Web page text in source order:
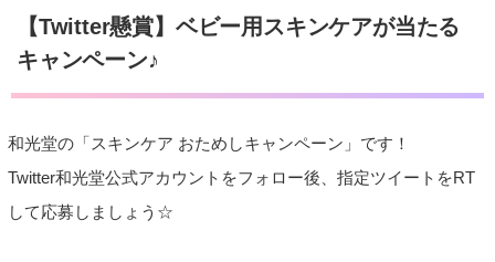
【Twitter懸賞】ベビー用スキンケアが当たる
キャンペーン♪
和光堂の「スキンケア おためしキャンペーン」です！
Twitter和光堂公式アカウントをフォロー後、指定ツイートをRT
して応募しましょう☆